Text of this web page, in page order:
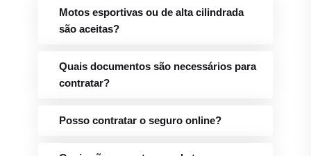
Motos esportivas ou de alta cilindrada
são aceitas?
Quais documentos são necessários para
contratar?
Posso contratar o seguro online?